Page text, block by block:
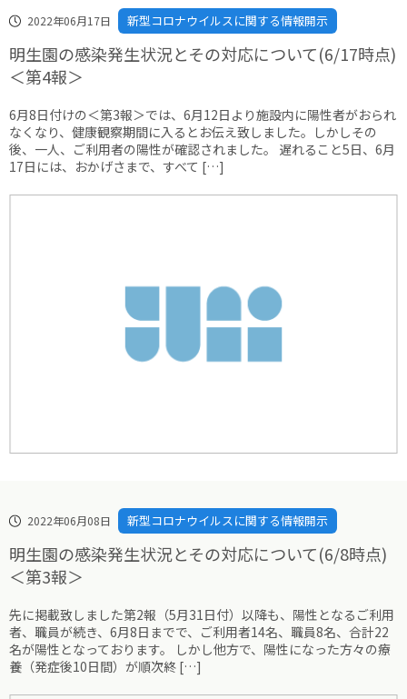
2022年06月17日 新型コロナウイルスに関する情報開示
明生園の感染発生状況とその対応について(6/17時点)
＜第4報＞
6月8日付けの＜第3報＞では、6月12日より施設内に陽性者がおられ
なくなり、健康観察期間に入るとお伝え致しました。しかしその
後、一人、ご利用者の陽性が確認されました。 遅れること5日、6月
17日には、おかげさまで、すべて […]
2022年06月08日 新型コロナウイルスに関する情報開示
明生園の感染発生状況とその対応について(6/8時点)
＜第3報＞
先に掲載致しました第2報（5月31日付）以降も、陽性となるご利用
者、職員が続き、6月8日までで、ご利用者14名、職員8名、合計22
名が陽性となっております。 しかし他方で、陽性になった方々の療
養（発症後10日間）が順次終 […]